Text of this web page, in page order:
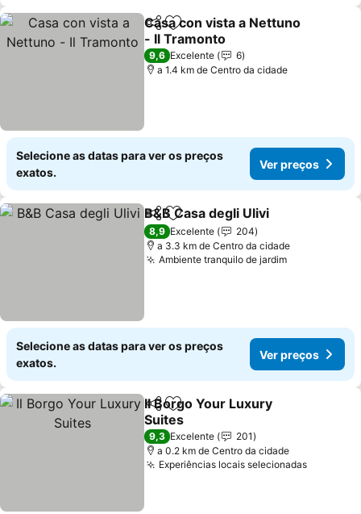
PartilharAdicionar aos favoritos
Casa con vista a Nettuno
- Il Tramonto
Ver preços
9,6 Excelente
6
a 1.4 km de Centro da cidade
Selecione as datas para ver os preços
exatos.
Ver preços
PartilharAdicionar aos favoritos
B&B Casa degli Ulivi
8,9 Excelente
204
a 3.3 km de Centro da cidade
Ambiente tranquilo de jardimVer preços
Selecione as datas para ver os preços
exatos.
Ver preços
PartilharAdicionar aos favoritos
Il Borgo Your Luxury
Suites
Ver preços
9,3 Excelente
201
a 0.2 km de Centro da cidade
Experiências locais selecionadasVer